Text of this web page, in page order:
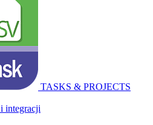
TASKS & PROJECTS
integracji